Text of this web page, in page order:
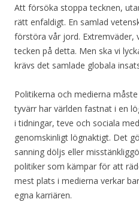
Att försöka stoppa tecknen,
rätt enfaldigt. En samlad
förstöra vår jord. Extremväder,
tecken på detta. Men ska vi
krävs det samlade globala
Politikerna och medierna
tyvärr har världen fastnat i en
i tidningar, teve och sociala
genomskinligt lögnaktigt. Det
sanning döljs eller
politiker som kämpar för att
mest plats i medierna verkar
egna karriären.